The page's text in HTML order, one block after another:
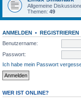
Allgemeine
Themen: 49
ANMELDEN • REGISTRIEREN
Benutzername:
Passwort:
Ich habe mein Passwort
WER IST ONLINE?